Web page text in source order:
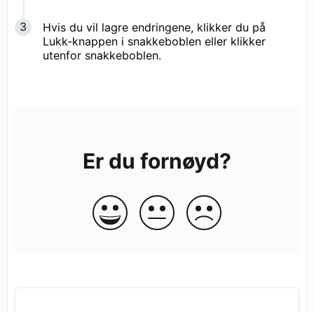
Hvis du vil lagre endringene, klikker du på
Lukk-knappen i snakkeboblen eller klikker
utenfor snakkeboblen.
Er du fornøyd?